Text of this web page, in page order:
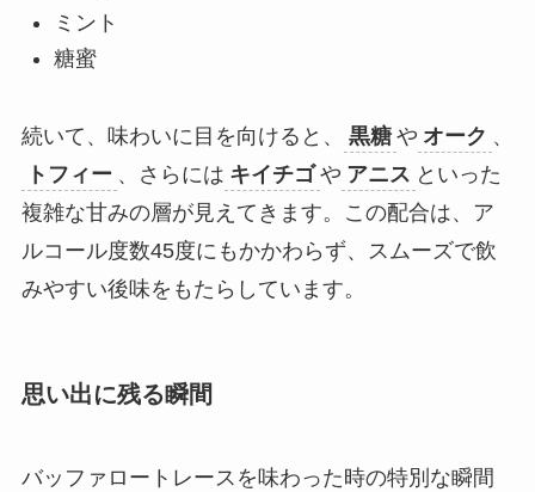
ミント
糖蜜
続いて、味わいに目を向けると、 黒糖 や オーク 、
トフィー 、さらには キイチゴ や アニス といった
複雑な甘みの層が見えてきます。この配合は、ア
ルコール度数45度にもかかわらず、スムーズで飲
みやすい後味をもたらしています。
思い出に残る瞬間
バッファロートレースを味わった時の特別な瞬間